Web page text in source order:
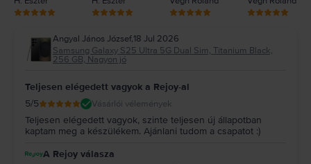
Angyal János József,18 Jul 2026
Samsung Galaxy S25 Ultra 5G Dual Sim, Titanium Black,
256 GB, Nagyon jó
Teljesen elégedett vagyok a Rejoy-al
5/5 Vásárlói vélemények
Teljesen elégedett vagyok, szinte teljesen új állapotban
kaptam meg a készülékem. Ajánlani tudom a csapatot :)
A Rejoy válasza